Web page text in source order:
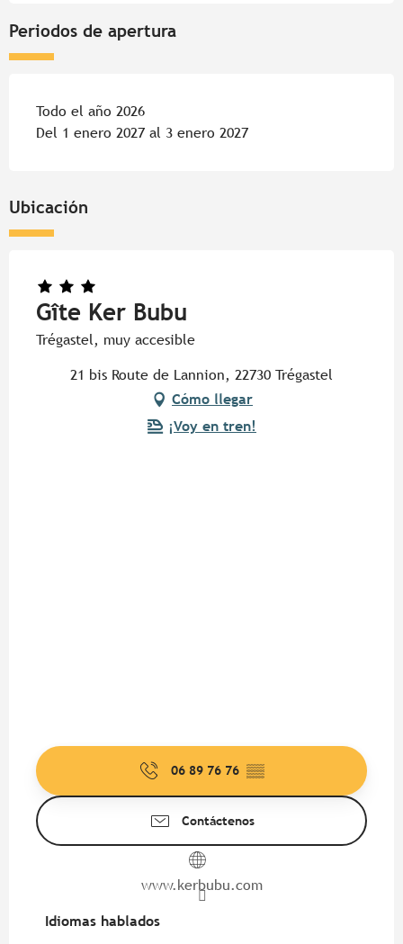
Periodos de apertura
Todo el año 2026
Del 1 enero 2027 al 3 enero 2027
Ubicación
Gîte Ker Bubu
Trégastel, muy accesible
21 bis Route de Lannion, 22730 Trégastel
Cómo llegar
¡Voy en tren!
06 89 76 76 ▒▒
Contáctenos
www.kerbubu.com
Idiomas hablados
Idiomas hablados